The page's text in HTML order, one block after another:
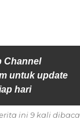
Channel
untuk update
hari
ini 9 kali dibaca